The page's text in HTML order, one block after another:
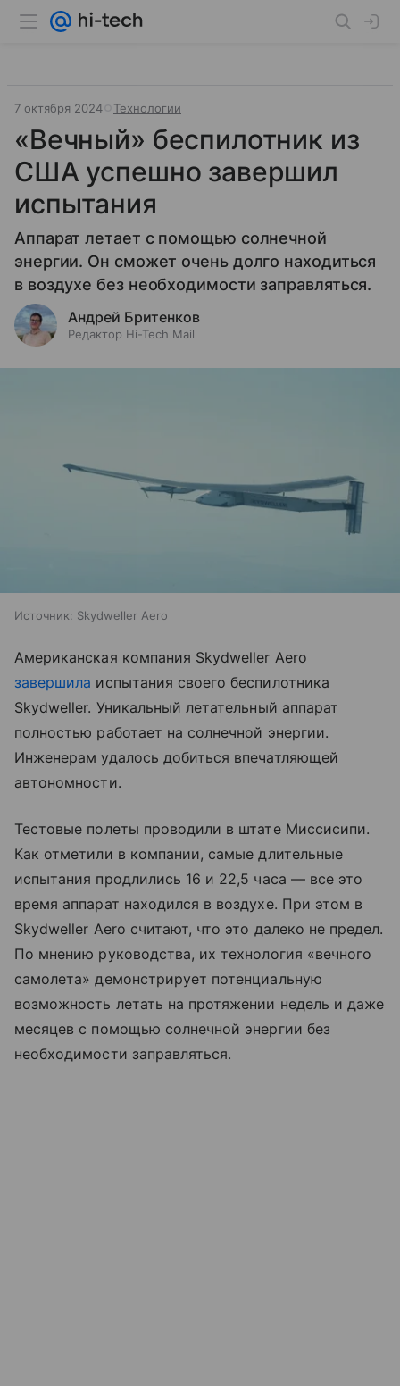
7 октября 2024 Технологии
«Вечный» беспилотник из
США успешно завершил
испытания
Аппарат летает с помощью солнечной
энергии. Он сможет очень долго находиться
в воздухе без необходимости заправляться.
Андрей Бритенков
Редактор Hi-Tech Mail
Источник: Skydweller Aero
Американская компания Skydweller Aero
завершила испытания своего беспилотника
Skydweller. Уникальный летательный аппарат
полностью работает на солнечной энергии.
Инженерам удалось добиться впечатляющей
автономности.
Тестовые полеты проводили в штате Миссисипи.
Как отметили в компании, самые длительные
испытания продлились 16 и 22,5 часа — все это
время аппарат находился в воздухе. При этом в
Skydweller Aero считают, что это далеко не предел.
По мнению руководства, их технология «вечного
самолета» демонстрирует потенциальную
возможность летать на протяжении недель и даже
месяцев с помощью солнечной энергии без
необходимости заправляться.